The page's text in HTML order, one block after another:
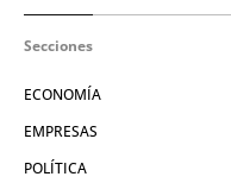
Secciones
ECONOMÍA
EMPRESAS
POLÍTICA